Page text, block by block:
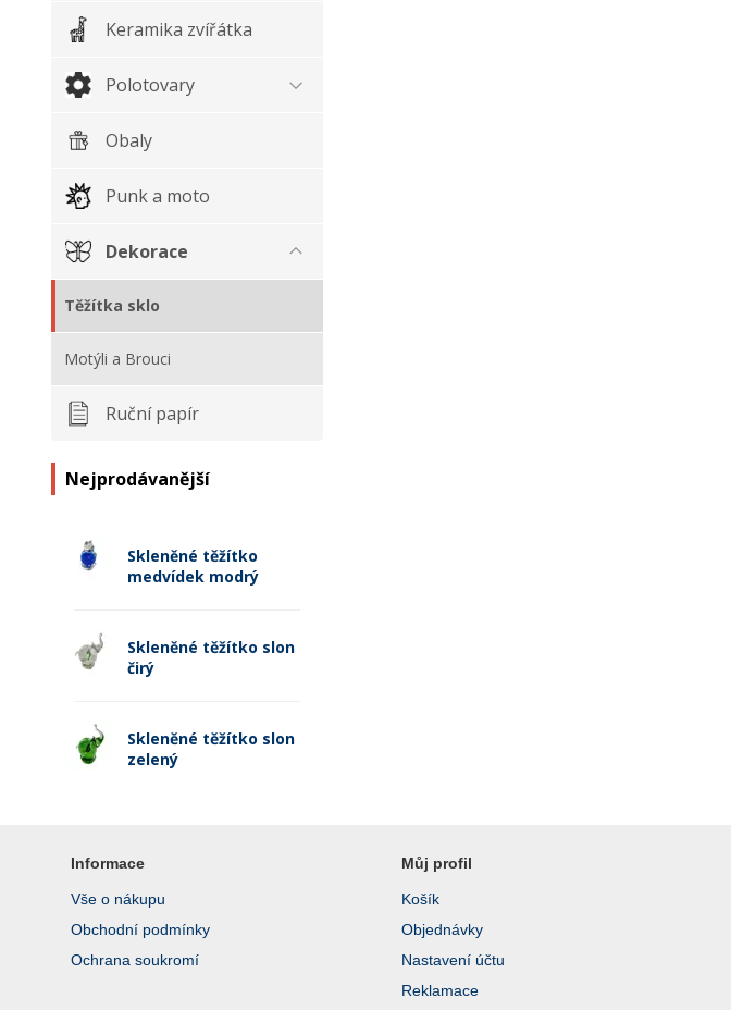
Keramika zvířátka
Polotovary
Obaly
Punk a moto
Dekorace
Těžítka sklo
Motýli a Brouci
Ruční papír
Nejprodávanější
Skleněné těžítko
medvídek modrý
Skleněné těžítko slon
čirý
Skleněné těžítko slon
zelený
Informace
Vše o nákupu
Obchodní podmínky
Ochrana soukromí
Můj profil
Košík
Objednávky
Nastavení účtu
Reklamace